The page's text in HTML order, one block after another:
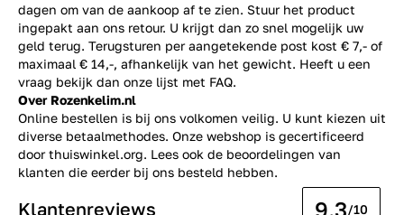
dagen om van de aankoop af te zien. Stuur het product
ingepakt aan ons retour. U krijgt dan zo snel mogelijk uw
geld terug. Terugsturen per aangetekende post kost € 7,- of
maximaal € 14,-, afhankelijk van het gewicht. Heeft u een
vraag bekijk dan onze lijst met FAQ.
Over Rozenkelim.nl
Online bestellen is bij ons volkomen veilig. U kunt kiezen uit
diverse betaalmethodes. Onze webshop is gecertificeerd
door thuiswinkel.org. Lees ook de beoordelingen van
klanten die eerder bij ons besteld hebben.
Klantenreviews 9.3/10